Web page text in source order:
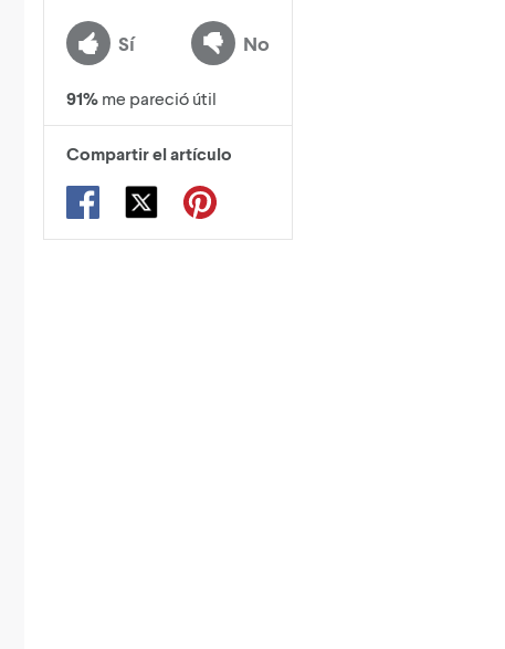
Sí No
91% me pareció útil
Compartir el artículo